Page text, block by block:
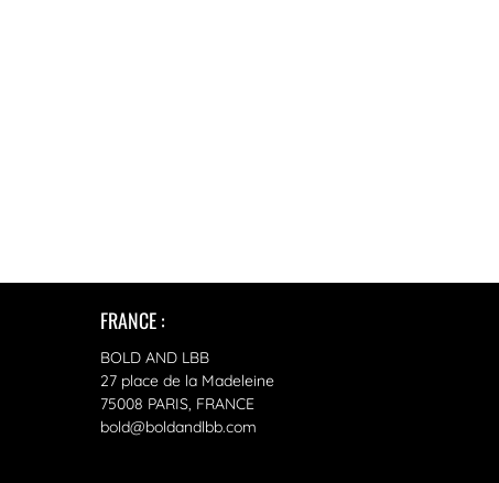
FRANCE :
BOLD AND LBB
27 place de la Madeleine
75008 PARIS, FRANCE
bold@boldandlbb.com